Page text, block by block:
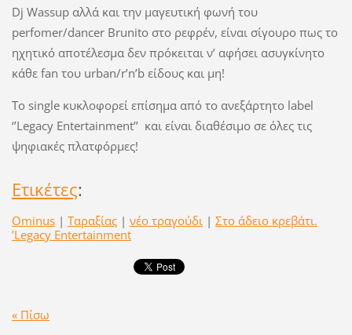
Dj Wassup αλλά και την μαγευτική φωνή του
perfomer/dancer Brunito στο ρεφρέν, είναι σίγουρο πως το
ηχητικό αποτέλεσμα δεν πρόκειται ν’ αφήσει ασυγκίνητο
κάθε fan του urban/r’n’b είδους και μη!
Το single κυκλοφορεί επίσημα από το ανεξάρτητο label
‘’Legacy Entertainment’’ και είναι διαθέσιμο σε όλες τις
ψηφιακές πλατφόρμες!
Ετικέτες:
Ominus | Ταραξίας | νέο τραγούδι | Στο άδειο κρεβάτι.
’Legacy Entertainment
« Πίσω